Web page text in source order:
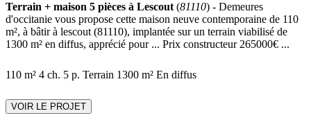
Terrain + maison 5 pièces à Lescout (81110) - Demeures
d'occitanie vous propose cette maison neuve contemporaine de 110
m², à bâtir à lescout (81110), implantée sur un terrain viabilisé de
1300 m² en diffus, apprécié pour ... Prix constructeur 265000€ ...
110 m² 4 ch. 5 p. Terrain 1300 m² En diffus
VOIR LE PROJET